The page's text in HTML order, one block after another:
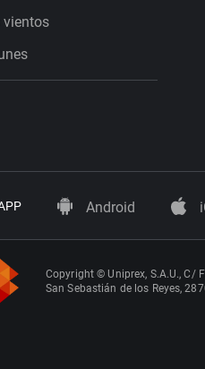
vientos
Android
Copyright © Uniprex, S.A.U., C/
San Sebastián de los Reyes,